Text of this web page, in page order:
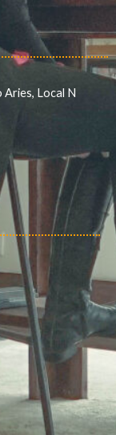
Aries, Local N